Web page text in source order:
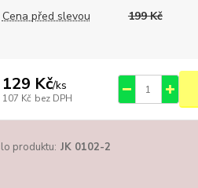
Cena před slevou
199 Kč
129 Kč/ks
107 Kč bez DPH
produktu: JK 0102-2